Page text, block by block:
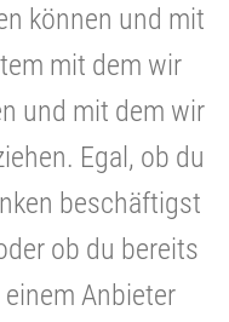
können und mit
mit dem wir
und mit dem wir
Egal, ob du
beschäftigst
ob du bereits
Anbieter